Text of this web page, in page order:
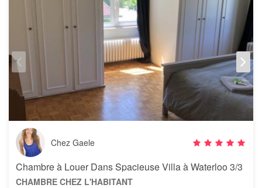
Chez Gaele
Chambre à Louer Dans Spacieuse Villa à Waterloo 3/3
CHAMBRE CHEZ L'HABITANT